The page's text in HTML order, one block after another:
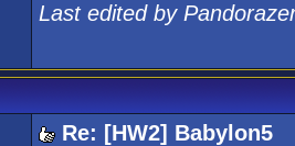
Last edited by
Re: [HW2] Babylon5